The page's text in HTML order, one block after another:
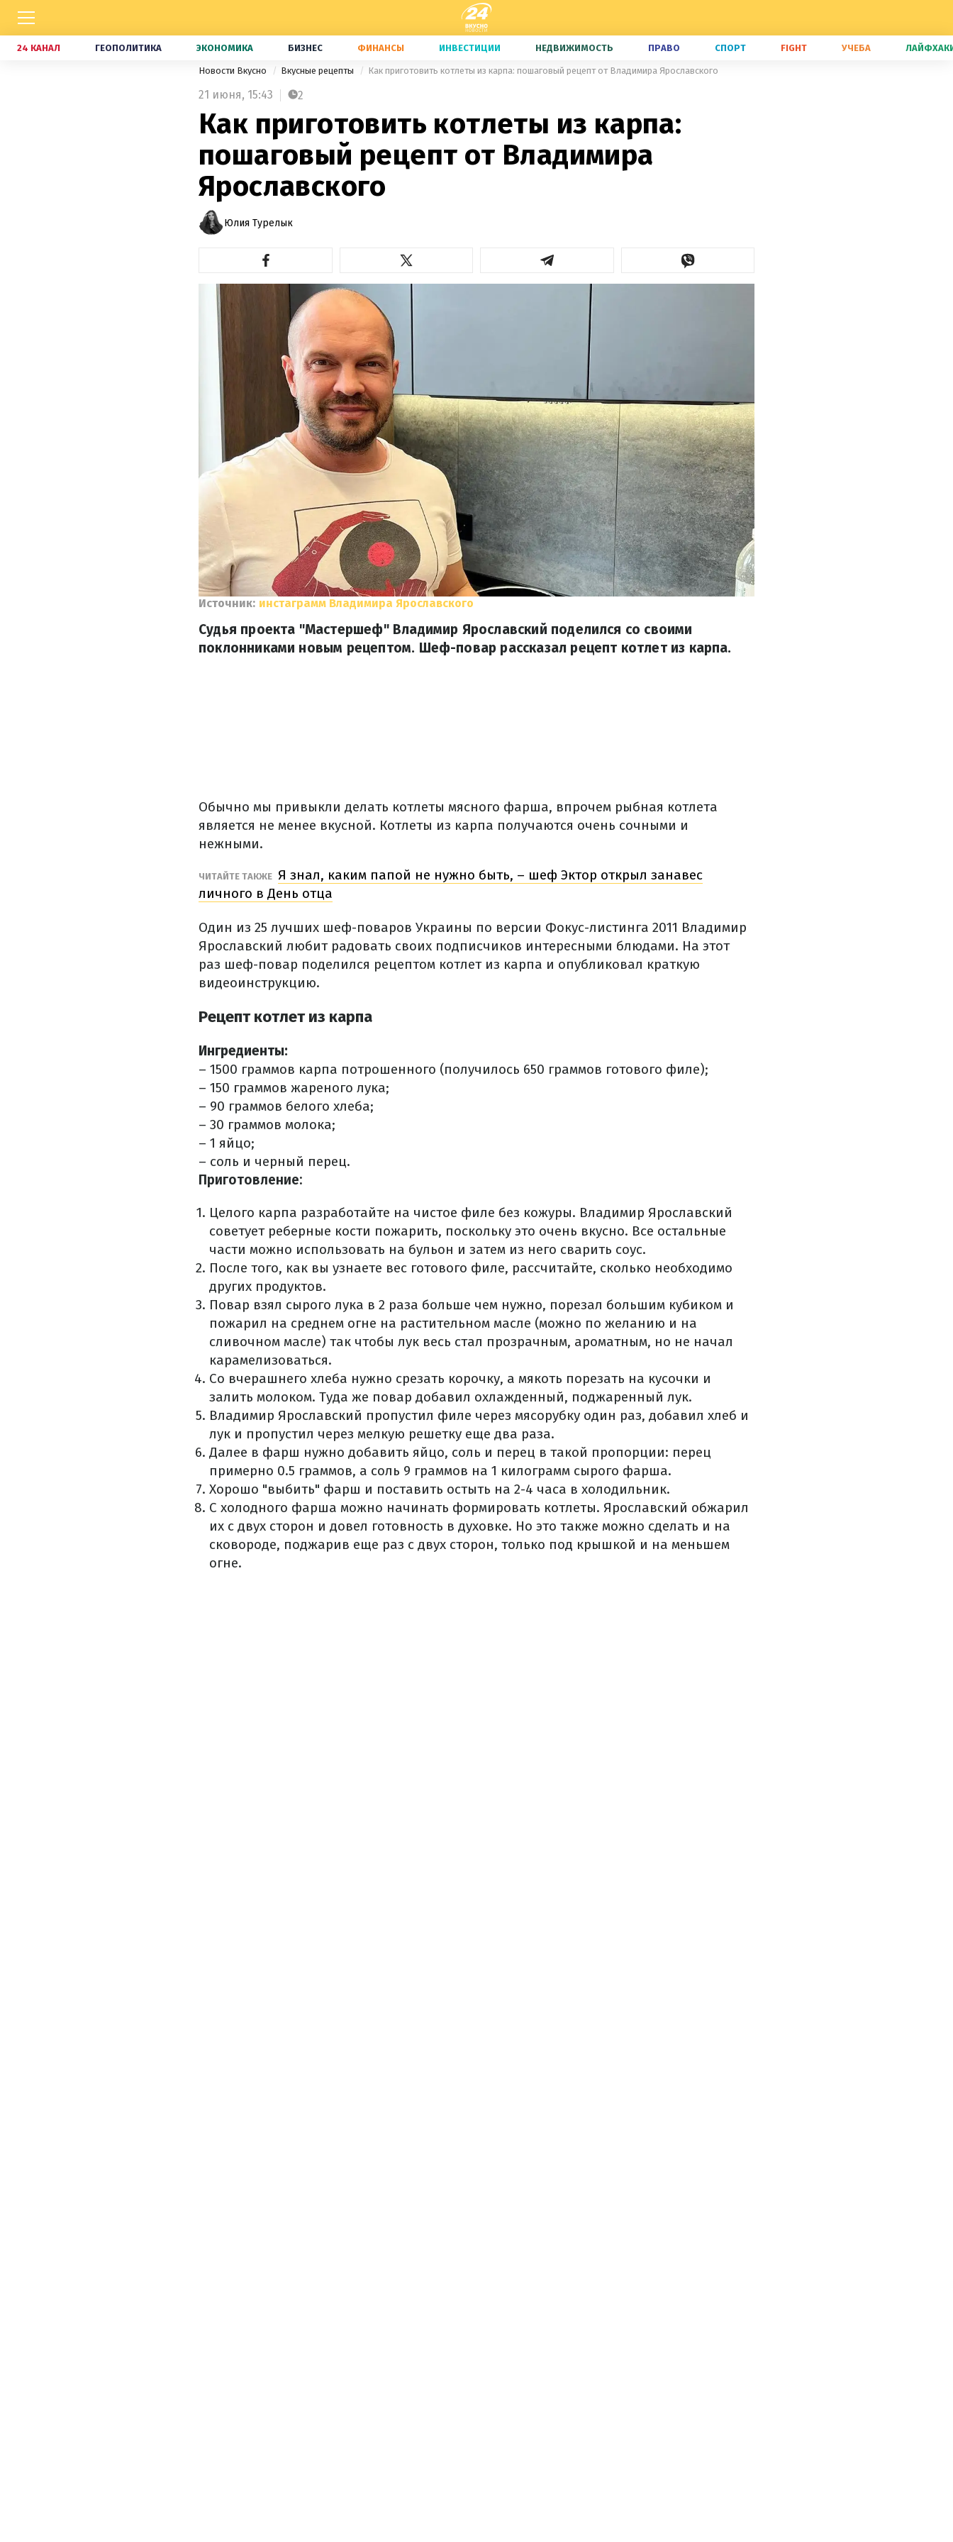
24 КАНАЛ ГЕОПОЛИТИКА ЭКОНОМИКА БИЗНЕС ФИНАНСЫ ИНВЕСТИЦИИ НЕДВИЖИМОСТЬ ПРАВО СПОРТ FIGHT УЧЕБА
Новости Вкусно Вкусные рецепты Как приготовить котлеты из карпа: пошаговый рецепт от Владимира Ярославского
21 июня, 15:43 2
Как приготовить котлеты из карпа:
пошаговый рецепт от Владимира
Ярославского
Юлия Турелык
Источник: инстаграмм Владимира Ярославского
Судья проекта "Мастершеф" Владимир Ярославский поделился со своими
поклонниками новым рецептом. Шеф-повар рассказал рецепт котлет из карпа.
Обычно мы привыкли делать котлеты мясного фарша, впрочем рыбная котлета
является не менее вкусной. Котлеты из карпа получаются очень сочными и
нежными.
ЧИТАЙТЕ ТАКЖЕ Я знал, каким папой не нужно быть, – шеф Эктор открыл занавес
личного в День отца
Один из 25 лучших шеф-поваров Украины по версии Фокус-листинга 2011 Владимир
Ярославский любит радовать своих подписчиков интересными блюдами. На этот
раз шеф-повар поделился рецептом котлет из карпа и опубликовал краткую
видеоинструкцию.
Рецепт котлет из карпа
Ингредиенты:
– 1500 граммов карпа потрошенного (получилось 650 граммов готового филе);
– 150 граммов жареного лука;
– 90 граммов белого хлеба;
– 30 граммов молока;
– 1 яйцо;
– соль и черный перец.
Приготовление:
Целого карпа разработайте на чистое филе без кожуры. Владимир Ярославский
советует реберные кости пожарить, поскольку это очень вкусно. Все остальные
части можно использовать на бульон и затем из него сварить соус.
После того, как вы узнаете вес готового филе, рассчитайте, сколько необходимо
других продуктов.
Повар взял сырого лука в 2 раза больше чем нужно, порезал большим кубиком и
пожарил на среднем огне на растительном масле (можно по желанию и на
сливочном масле) так чтобы лук весь стал прозрачным, ароматным, но не начал
карамелизоваться.
Со вчерашнего хлеба нужно срезать корочку, а мякоть порезать на кусочки и
залить молоком. Туда же повар добавил охлажденный, поджаренный лук.
Владимир Ярославский пропустил филе через мясорубку один раз, добавил хлеб и
лук и пропустил через мелкую решетку еще два раза.
Далее в фарш нужно добавить яйцо, соль и перец в такой пропорции: перец
примерно 0.5 граммов, а соль 9 граммов на 1 килограмм сырого фарша.
Хорошо "выбить" фарш и поставить остыть на 2-4 часа в холодильник.
С холодного фарша можно начинать формировать котлеты. Ярославский обжарил
их с двух сторон и довел готовность в духовке. Но это также можно сделать и на
сковороде, поджарив еще раз с двух сторон, только под крышкой и на меньшем
огне.